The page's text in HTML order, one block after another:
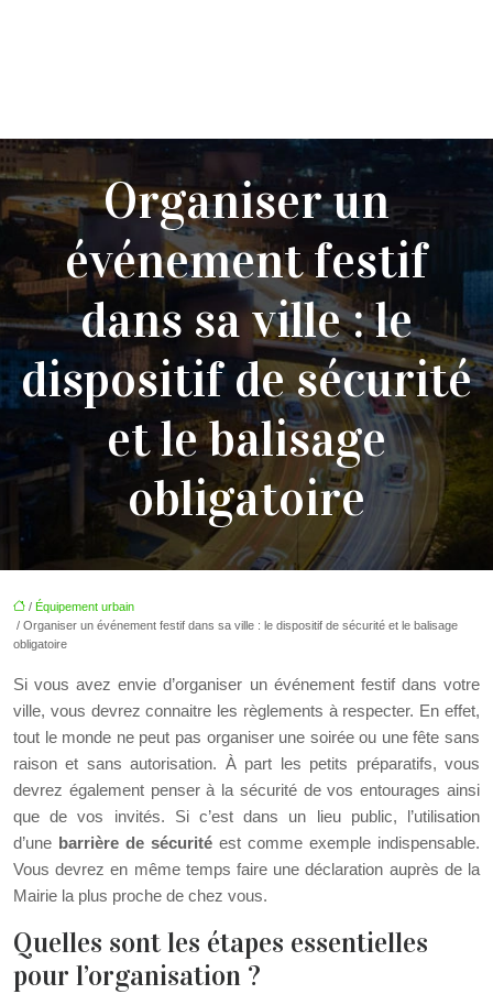
Organiser un
événement festif
dans sa ville : le
dispositif de sécurité
et le balisage
obligatoire
/ Équipement urbain
/ Organiser un événement festif dans sa ville : le dispositif de sécurité et le balisage
obligatoire
Si vous avez envie d’organiser un événement festif dans votre
ville, vous devrez connaitre les règlements à respecter. En effet,
tout le monde ne peut pas organiser une soirée ou une fête sans
raison et sans autorisation. À part les petits préparatifs, vous
devrez également penser à la sécurité de vos entourages ainsi
que de vos invités. Si c’est dans un lieu public, l’utilisation
d’une barrière de sécurité est comme exemple indispensable.
Vous devrez en même temps faire une déclaration auprès de la
Mairie la plus proche de chez vous.
Quelles sont les étapes essentielles
pour l’organisation ?